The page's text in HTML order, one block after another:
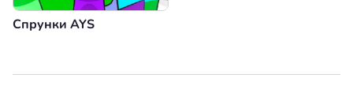
Спрунки AYS